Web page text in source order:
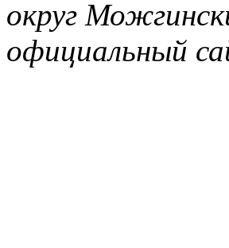
округ
официальный